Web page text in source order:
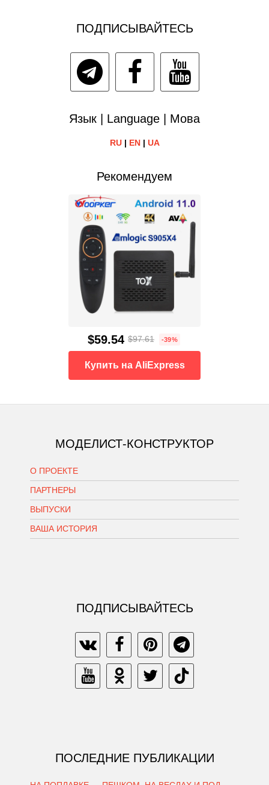
ПОДПИСЫВАЙТЕСЬ
Язык | Language | Мова
RU| EN| UA
Рекомендуем
$59.54 $97.61 -39%
Купить на AliExpress
МОДЕЛИСТ-КОНСТРУКТОР
О ПРОЕКТЕ
ПАРТНЕРЫ
ВЫПУСКИ
ВАША ИСТОРИЯ
ПОДПИСЫВАЙТЕСЬ
ПОСЛЕДНИЕ ПУБЛИКАЦИИ